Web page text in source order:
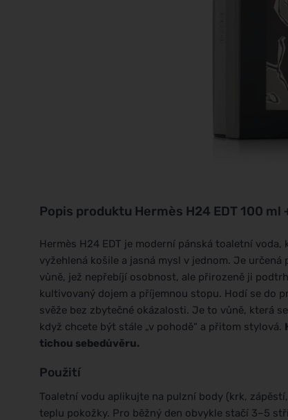
Popis produktu Hermès H24 EDT 100 ml
Hermès H24 EDT je moderní pánská toaletní
vyžehlená košile a jasná mysl v jednom. Je
vůně, jež nepřebíjí osobnost, ale přirozeně ji
kultivovaný dojem a příjemnou stopu. Hodí se do
svěže bez zbytečné okázalosti. Je to vůně, která
když chcete být stále „v pohodě“ a přitom stylová.
tichou sebedůvěru.
Použití
Toaletní vodu aplikujte na pulzní body (krk,
teplu pokožky. Pro běžný den obvykle stačí 3–5